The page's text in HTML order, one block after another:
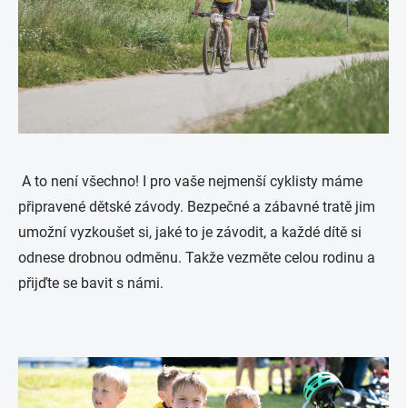
A to není všechno! I pro vaše nejmenší cyklisty máme
připravené dětské závody. Bezpečné a zábavné tratě jim
umožní vyzkoušet si, jaké to je závodit, a každé dítě si
odnese drobnou odměnu. Takže vezměte celou rodinu a
přijďte se bavit s námi.